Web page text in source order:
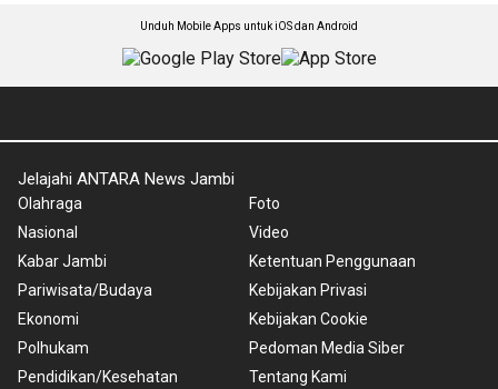
Unduh Mobile Apps untuk iOS dan Android
Jelajahi ANTARA News Jambi
Olahraga
Nasional
Kabar Jambi
Pariwisata/Budaya
Ekonomi
Polhukam
Pendidikan/Kesehatan
Foto
Video
Ketentuan Penggunaan
Kebijakan Privasi
Kebijakan Cookie
Pedoman Media Siber
Tentang Kami